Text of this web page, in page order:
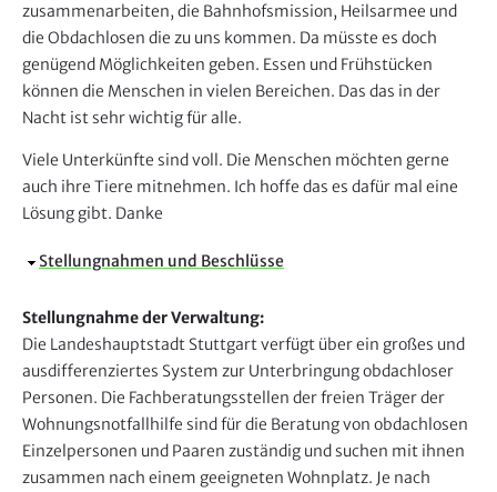
zusammenarbeiten, die Bahnhofsmission, Heilsarmee und
die Obdachlosen die zu uns kommen. Da müsste es doch
genügend Möglichkeiten geben. Essen und Frühstücken
können die Menschen in vielen Bereichen. Das das in der
Nacht ist sehr wichtig für alle.
Viele Unterkünfte sind voll. Die Menschen möchten gerne
auch ihre Tiere mitnehmen. Ich hoffe das es dafür mal eine
Lösung gibt. Danke
A
s
b
l
e
n
d
e
Stellungnahmen und Beschlüsse
Stellungnahme der Verwaltung:
Die Landeshauptstadt Stuttgart verfügt über ein großes und
ausdifferenziertes System zur Unterbringung obdachloser
Personen. Die Fachberatungsstellen der freien Träger der
Wohnungsnotfallhilfe sind für die Beratung von obdachlosen
Einzelpersonen und Paaren zuständig und suchen mit ihnen
zusammen nach einem geeigneten Wohnplatz. Je nach